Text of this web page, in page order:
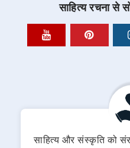
साहित्य रचना से
साहित्य और संस्कृति को